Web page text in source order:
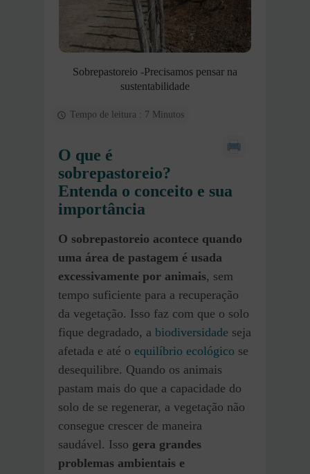
Sobrepastoreio -Precisamos pensar na
sustentabilidade
Tempo de leitura : 7 Minutos
O que é
sobrepastoreio?
Entenda o conceito e sua
importância
O sobrepastoreio acontece quando
uma área de pastagem é usada
excessivamente por animais, sem
tempo suficiente para a recuperação
da vegetação. Isso faz com que o solo
fique degradado, a biodiversidade seja
afetada e até o equilíbrio ecológico se
desequilibre. Quando os animais
pastam mais do que a capacidade do
solo de se regenerar, a vegetação não
consegue crescer de maneira
saudável. Isso gera grandes
problemas ambientais e